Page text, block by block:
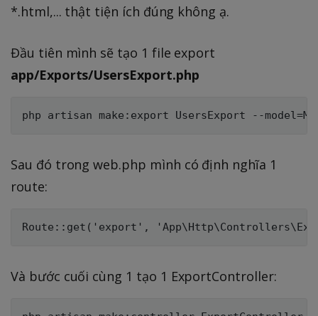
*.html,... thật tiện ích đúng không ạ.
Đầu tiên mình sẽ tạo 1 file export
app/Exports/UsersExport.php
Sau đó trong web.php mình có định nghĩa 1
route:
Và bước cuối cùng 1 tạo 1 ExportController: